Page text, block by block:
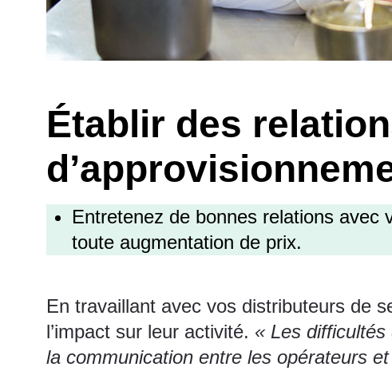
Établir des
Entretenez de bonnes relations avec
toute augmentation de prix.
En travaillant avec vos distributeurs de
l’impact sur leur activité. « Les difficultés
la communication entre les opérateurs